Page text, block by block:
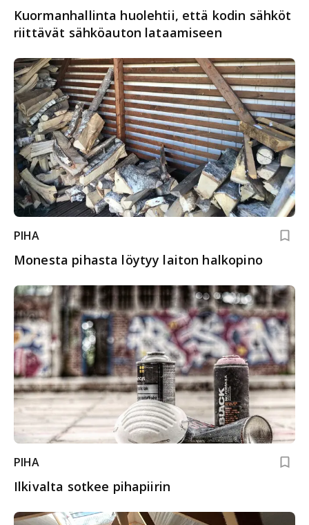
Kuormanhallinta huolehtii, että kodin sähköt
riittävät sähköauton lataamiseen
PIHA
Monesta pihasta löytyy laiton halkopino
PIHA
Ilkivalta sotkee pihapiirin